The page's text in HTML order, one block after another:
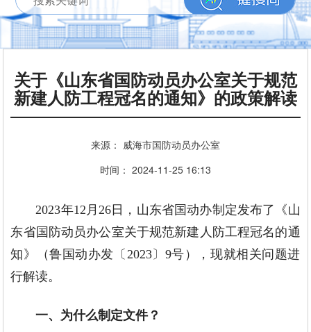
关于《山东省国防动员办公室关于规范
新建人防工程冠名的通知》的政策解读
来源： 威海市国防动员办公室
时间： 2024-11-25 16:13
2023年12月26日，山东省国动办制定发布了《山
东省国防动员办公室关于规范新建人防工程冠名的通
知》（鲁国动办发〔2023〕9号），现就相关问题进
行解读。
一、为什么制定文件？